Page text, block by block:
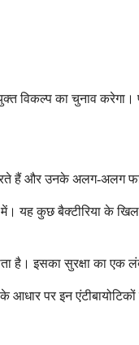
का चुनाव करेगा।
करते हैं और उनके अलग-अलग
यह कुछ बैक्टीरिया के
इसका सुरक्षा का एक
पर इन